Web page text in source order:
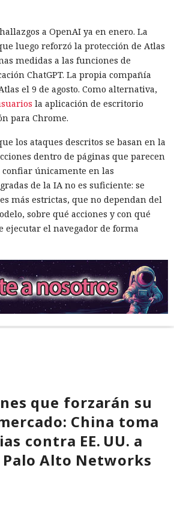
a OpenAI ya en enero. La
luego reforzó la protección de Atlas
medidas a las funciones de
ChatGPT. La propia compañía
el 9 de agosto. Como alternativa,
la aplicación de escritorio
para Chrome.
los ataques descritos se basan en la
dentro de páginas que parecen
únicamente en las
de la IA no es suficiente: se
más estrictas, que no dependan del
sobre qué acciones y con qué
ejecutar el navegador de forma
que forzarán su
China toma
contra EE. UU. a
Alto Networks